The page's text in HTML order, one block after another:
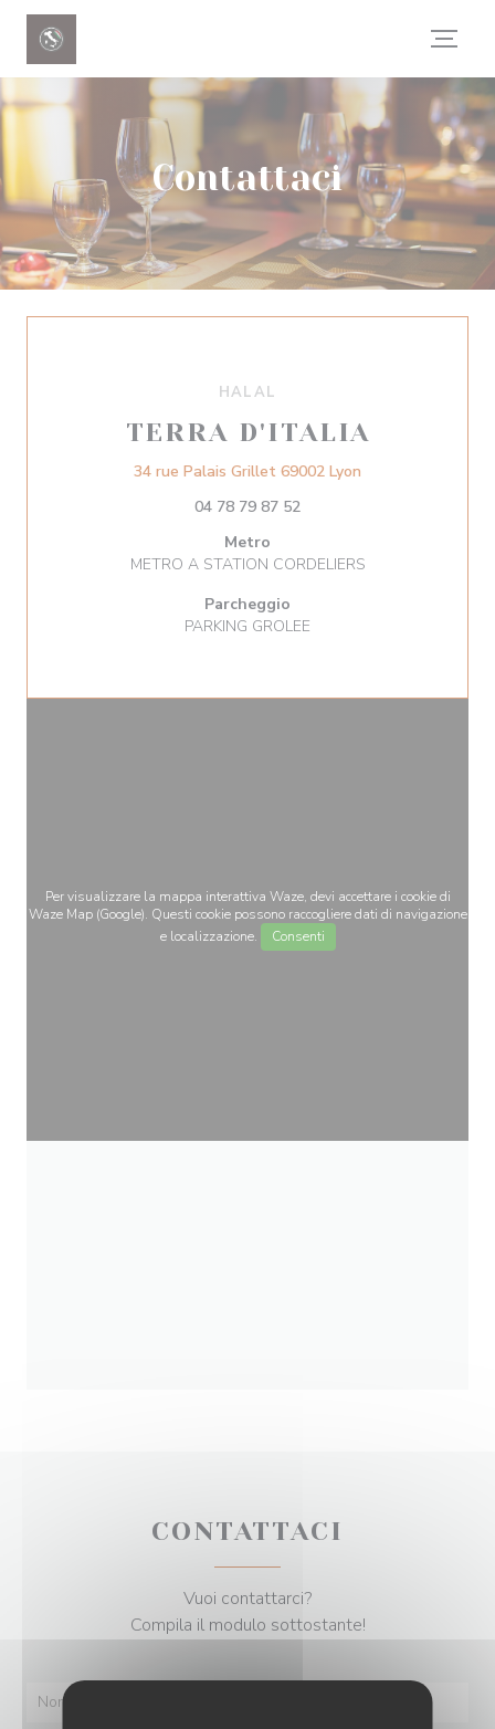
Personalizzazione delle tue scelte sui cookie
Contattaci
HALAL
TERRA D'ITALIA
34 rue Palais Grillet 69002 Lyon
04 78 79 87 52
Metro
METRO A STATION CORDELIERS
Parcheggio
PARKING GROLEE
Per visualizzare la mappa interattiva Waze, devi accettare i cookie di
Waze Map (Google). Questi cookie possono raccogliere dati di navigazione
e localizzazione.
Consenti
CONTATTACI
Vuoi contattarci?
Compila il modulo sottostante!